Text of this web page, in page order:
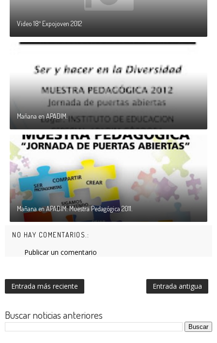
Video 18º Expojoven 2012
Mañana en APADIM.
Mañana en APADIM: Muestra Pedagógica 2011.
NO HAY COMENTARIOS.:
Publicar un comentario
Entrada más reciente Entrada antigua
Buscar noticias anteriores